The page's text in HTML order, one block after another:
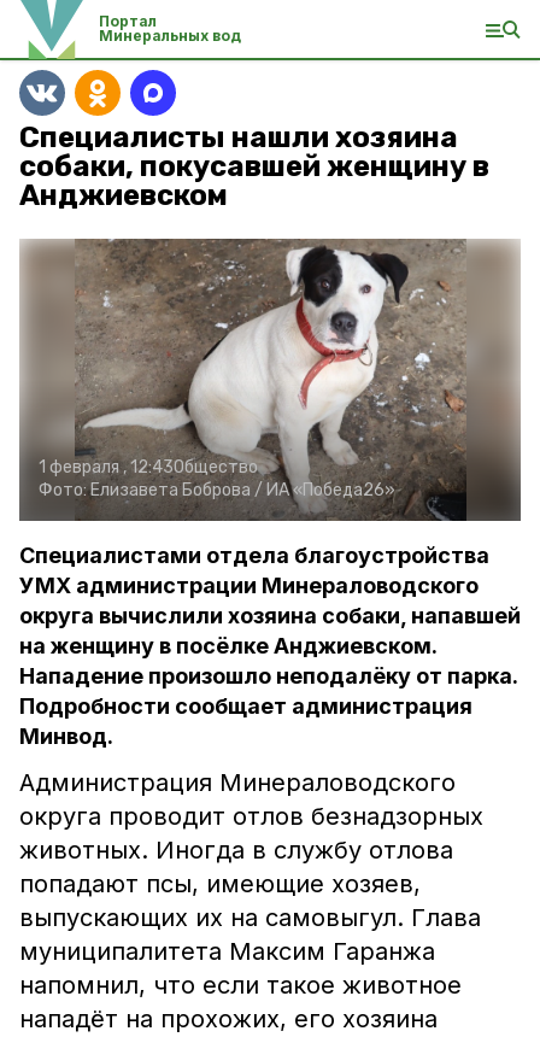
Портал
Минеральных вод
Специалисты нашли хозяина
собаки, покусавшей женщину в
Анджиевском
1 февраля , 12:43Общество
Фото:Елизавета Боброва / ИА «Победа26»
Специалистами отдела благоустройства
УМХ администрации Минераловодского
округа вычислили хозяина собаки, напавшей
на женщину в посёлке Анджиевском.
Нападение произошло неподалёку от парка.
Подробности сообщает администрация
Минвод.
Администрация Минераловодского
округа проводит отлов безнадзорных
животных. Иногда в службу отлова
попадают псы, имеющие хозяев,
выпускающих их на самовыгул. Глава
муниципалитета Максим Гаранжа
напомнил, что если такое животное
нападёт на прохожих, его хозяина